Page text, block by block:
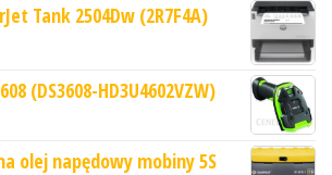
Tank 2504Dw (2R7F4A)
(DS3608-HD3U4602VZW)
olej napędowy mobiny 5S